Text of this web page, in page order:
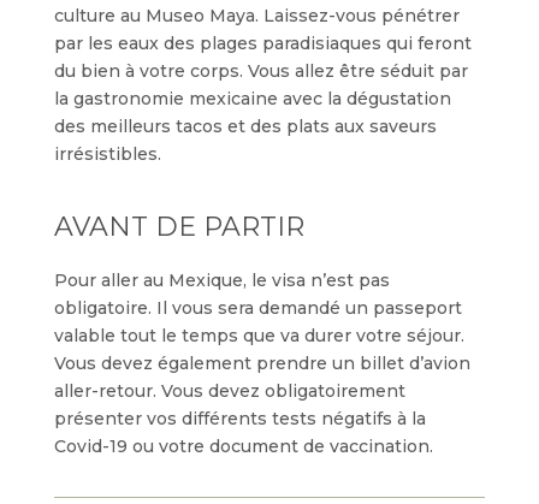
culture au Museo Maya. Laissez-vous pénétrer
par les eaux des plages paradisiaques qui feront
du bien à votre corps. Vous allez être séduit par
la gastronomie mexicaine avec la dégustation
des meilleurs tacos et des plats aux saveurs
irrésistibles.
AVANT DE PARTIR
Pour aller au Mexique, le visa n’est pas
obligatoire. Il vous sera demandé un passeport
valable tout le temps que va durer votre séjour.
Vous devez également prendre un billet d’avion
aller-retour. Vous devez obligatoirement
présenter vos différents tests négatifs à la
Covid-19 ou votre document de vaccination.